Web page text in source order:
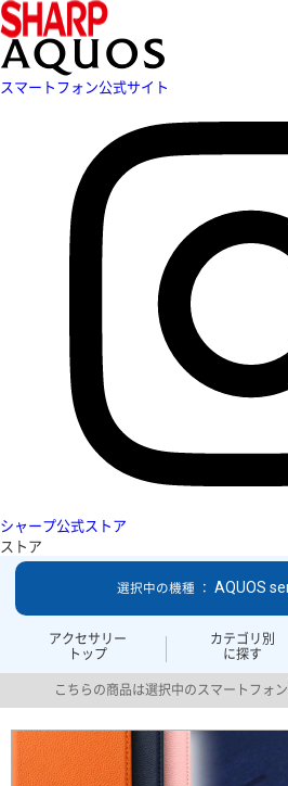
スマートフォン公式サイト
シャープ公式ストア
ストア
アクセサリー
トップ
カテゴリ別
に探す
選択中の機種 ： AQUOS
こちらの商品は選択中のスマートフォ